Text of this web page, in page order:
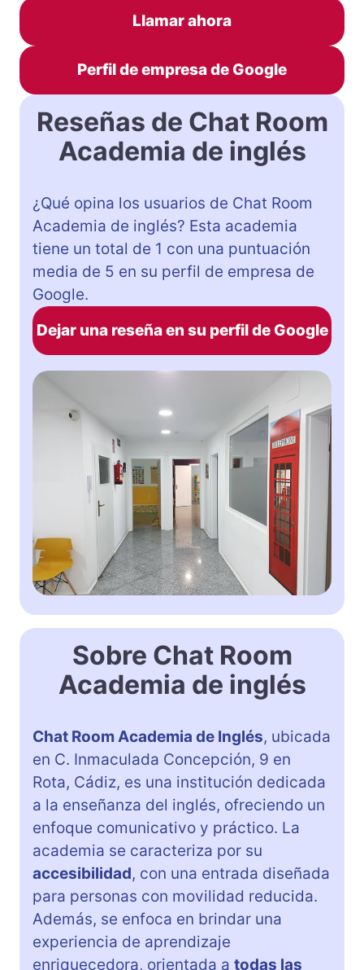
Llamar ahora
Perfil de empresa de Google
Reseñas de Chat Room
Academia de inglés
¿Qué opina los usuarios de Chat Room
Academia de inglés? Esta academia
tiene un total de 1 con una puntuación
media de 5 en su perfil de empresa de
Google.
Dejar una reseña en su perfil de Google
Sobre Chat Room
Academia de inglés
Chat Room Academia de Inglés, ubicada
en C. Inmaculada Concepción, 9 en
Rota, Cádiz, es una institución dedicada
a la enseñanza del inglés, ofreciendo un
enfoque comunicativo y práctico. La
academia se caracteriza por su
accesibilidad, con una entrada diseñada
para personas con movilidad reducida.
Además, se enfoca en brindar una
experiencia de aprendizaje
enriquecedora, orientada a todas las